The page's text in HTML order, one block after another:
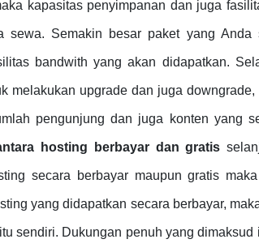
kapasitas penyimpanan dan juga
sewa. Semakin besar paket yang Anda
bandwith yang akan didapatkan.
melakukan upgrade dan juga
pengunjung dan juga konten yang
hosting berbayar dan gratis
secara berbayar maupun gratis
yang didapatkan secara berbayar,
sendiri. Dukungan penuh yang dimaksud